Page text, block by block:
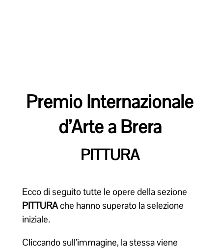
Premio Internazionale
d’Arte a Brera
PITTURA
Ecco di seguito tutte le opere della sezione
PITTURAche hanno superato la selezione
iniziale.
Cliccando sull’immagine, la stessa viene